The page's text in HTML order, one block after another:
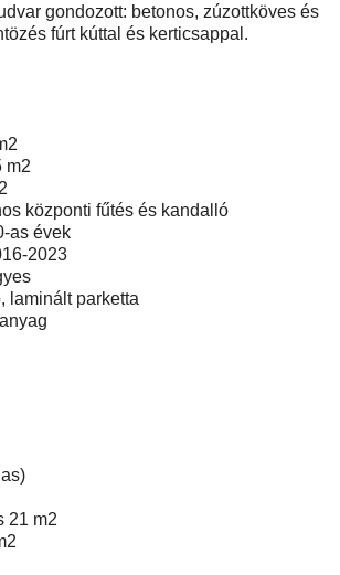
gondozott: betonos, zúzottköves és
fúrt kúttal és kerticsappal.
m2
központi fűtés és kandalló
as évek
2023
laminált parketta
21 m2